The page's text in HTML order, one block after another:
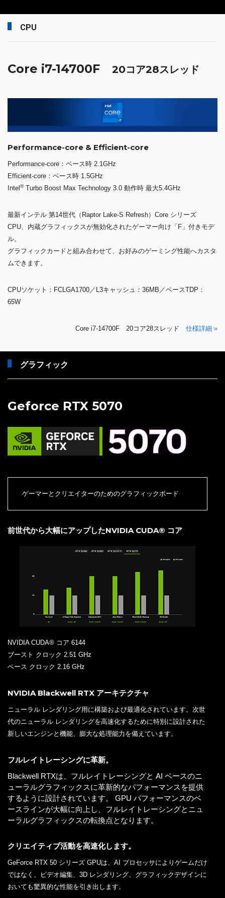
CPU
Core i7-14700F 20コア28スレッド
Performance-core & Efficient-core
Performance-core：ベース時 2.1GHz
Efficient-core：ベース時 1.5GHz
Intel®Turbo Boost Max Technology 3.0 動作時 最大5.4GHz
最新インテル 第14世代（Raptor Lake-S Refresh）Core シリーズ
CPU、内蔵グラフィックスが無効化されたゲーマー向け「F」付きモデ
ル。
グラフィックカードと組み合わせて、お好みのゲーミング性能へカスタ
ムできます。
CPUソケット：FCLGA1700／L3キャッシュ：36MB／ベースTDP：
65W
Core i7-14700F 20コア28スレッド 仕様詳細 »
グラフィック
Geforce RTX 5070
ゲーマーとクリエイターのためのグラフィックボード
前世代から大幅にアップしたNVIDIA CUDA® コア
NVIDIA CUDA® コア 6144
ブースト クロック 2.51 GHz
ベース クロック 2.16 GHz
NVIDIA Blackwell RTX アーキテクチャ
ニューラル レンダリング用に構築および最適化されています。次世
代のニューラル レンダリングを高速化するために特別に設計された
新しいエンジンと機能、膨大な処理能力を備えています。
フルレイトレーシングに革新。
Blackwell RTXは、フルレイトレーシングと AI ベースのニ
ューラルグラフィックスに革新的なパフォーマンスを提供
するように設計されています。 GPU パフォーマンスのベ
ースラインが大幅に向上し、フルレイトレーシングとニュ
ーラルグラフィックスの転換点となります。
クリエイティブ活動を高速化します。
GeForce RTX 50 シリーズ GPUは、AI プロセッサによりゲームだけ
ではなく、ビデオ編集、3D レンダリング、グラフィックデザインに
おいても驚異的な性能を引き出します。